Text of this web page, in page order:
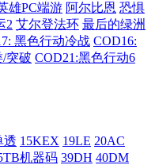
雄PC端游 阿尔比恩 恐惧
2 艾尔登法环 最后的绿洲
黑色行动冷战 COD16:
/突破 COD21:黑色行动6
透 15KEX 19LE 20AC
机器码 39DH 40DM